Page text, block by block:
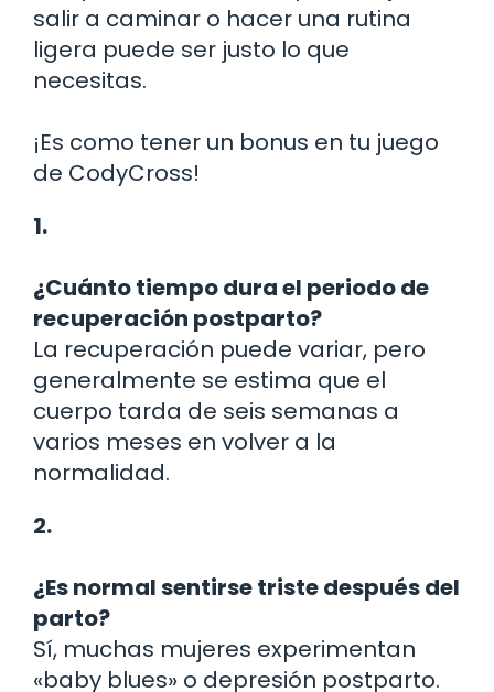
salir a caminar o hacer una rutina
ligera puede ser justo lo que
necesitas.
¡Es como tener un bonus en tu juego
de CodyCross!
1.
¿Cuánto tiempo dura el periodo de
recuperación postparto?
La recuperación puede variar, pero
generalmente se estima que el
cuerpo tarda de seis semanas a
varios meses en volver a la
normalidad.
2.
¿Es normal sentirse triste después del
parto?
Sí, muchas mujeres experimentan
«baby blues» o depresión postparto.